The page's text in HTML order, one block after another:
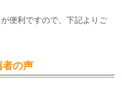
便利ですので、下記よりご
者の声